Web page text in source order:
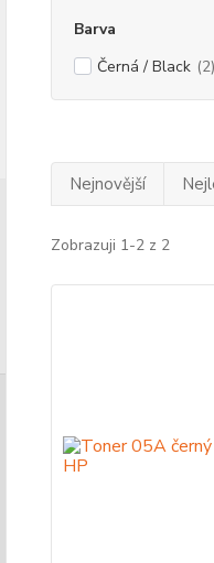
Barva
Černá / Black (2)
Nejnovější
Zobrazuji 1-2 z 2